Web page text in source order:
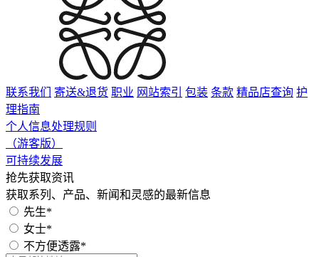
联系我们 寄送&退货 职业 网站索引 包装 条款 精品店查询 护
理指南
个人信息处理规则
（游客版）
可持续发展
抢先获取资讯
获取系列、产品、新闻和灵感的最新信息
先生*
女士*
不方便透露*